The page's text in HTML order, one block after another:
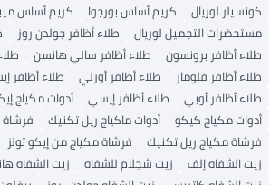
كونسيلر لوريال
كريم أساس بورجوا كريم أساس
مستحضرات التجميل لوريال
طلاء أظافر جولدن روز
طلاء أظافر برونسون
طلاء أظافر سالي هانسن
طلاء أظافر فلومار
طلاء أظافر أورلي
طلاء أظافر
طلاء أظافر أوبي
طلاء أظافر إيسي
أدوات مكياج
أدوات مكياج كيكو
أدوات ماكياج ريل تكنيك
فرشاة مكياج ريل تكنيك
فرشاة مكياج من إيكو تولز
زيت الشفاه إلف
زيت شجلام للشفاه
زيت الشفاه